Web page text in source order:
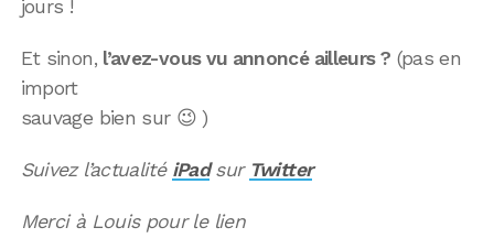
jours !
Et sinon, l’avez-vous vu annoncé ailleurs ? (pas en
import
sauvage bien sur 😉 )
Suivez l’actualité iPadsur Twitter
Merci à Louis pour le lien